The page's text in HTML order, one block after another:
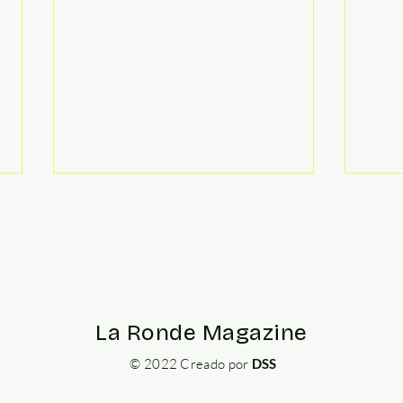
características, historia
La Ronde Magazine
© 2022 Creado por DSS